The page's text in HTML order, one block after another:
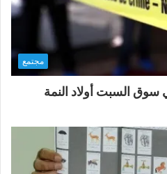
مجتمع
السبت أولاد النمة